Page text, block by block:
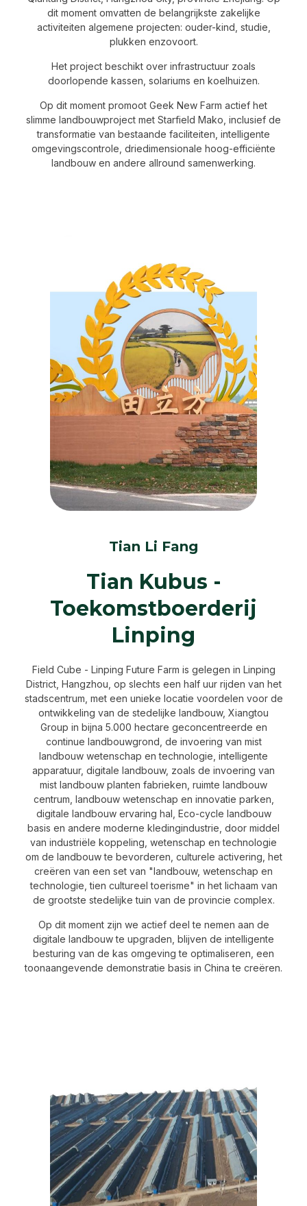
dit moment omvatten de belangrijkste zakelijke
activiteiten algemene projecten: ouder-kind, studie,
plukken enzovoort.
Het project beschikt over infrastructuur zoals
doorlopende kassen, solariums en koelhuizen.
Op dit moment promoot Geek New Farm actief het
slimme landbouwproject met Starfield Mako, inclusief de
transformatie van bestaande faciliteiten, intelligente
omgevingscontrole, driedimensionale hoog-efficiënte
landbouw en andere allround samenwerking.
Tian Li Fang
Tian Kubus -
Toekomstboerderij
Linping
Field Cube - Linping Future Farm is gelegen in Linping
District, Hangzhou, op slechts een half uur rijden van het
stadscentrum, met een unieke locatie voordelen voor de
ontwikkeling van de stedelijke landbouw, Xiangtou
Group in bijna 5.000 hectare geconcentreerde en
continue landbouwgrond, de invoering van mist
landbouw wetenschap en technologie, intelligente
apparatuur, digitale landbouw, zoals de invoering van
mist landbouw planten fabrieken, ruimte landbouw
centrum, landbouw wetenschap en innovatie parken,
digitale landbouw ervaring hal, Eco-cycle landbouw
basis en andere moderne kledingindustrie, door middel
van industriële koppeling, wetenschap en technologie
om de landbouw te bevorderen, culturele activering, het
creëren van een set van "landbouw, wetenschap en
technologie, tien cultureel toerisme" in het lichaam van
de grootste stedelijke tuin van de provincie complex.
Op dit moment zijn we actief deel te nemen aan de
digitale landbouw te upgraden, blijven de intelligente
besturing van de kas omgeving te optimaliseren, een
toonaangevende demonstratie basis in China te creëren.